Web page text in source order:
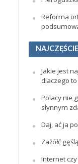
Reforma
Jakie jest
dlaczego
Polacy nie
słynnym
Daj, ać ja
Zażółć
Internet